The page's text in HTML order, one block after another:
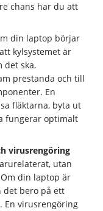
chans har du att
din laptop börjar
kylsystemet är
det ska.
prestanda och till
En
fläktarna, byta ut
fungerar optimalt
virusrengöring
utan
din laptop är
det bero på ett
En virusrengöring